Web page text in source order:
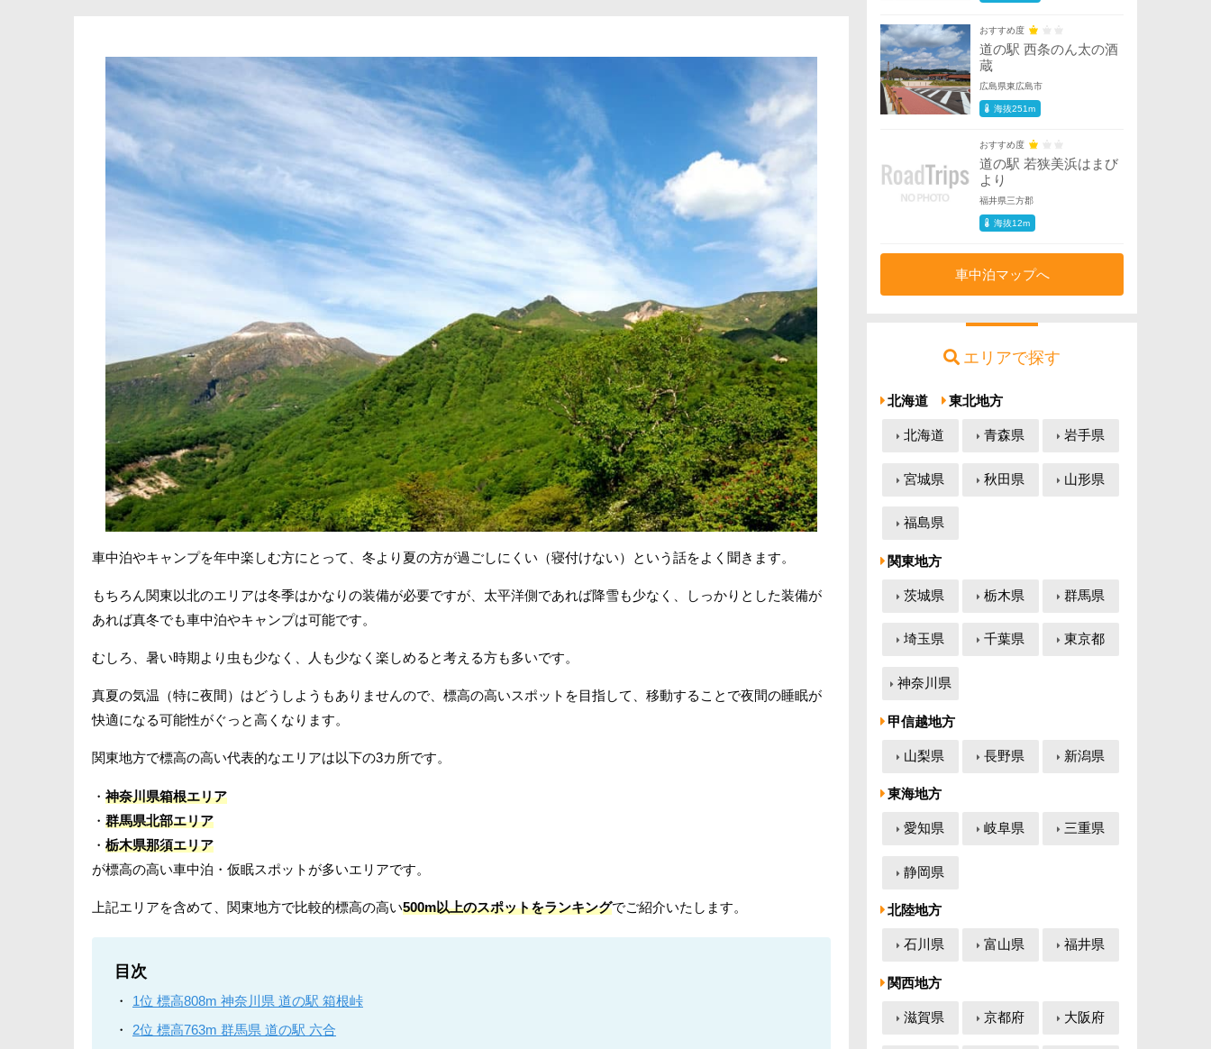
車中泊やキャンプを年中楽しむ方にとって、冬より夏の方が過ごしにくい（寝付けない）という話をよく聞きます。
もちろん関東以北のエリアは冬季はかなりの装備が必要ですが、太平洋側であれば降雪も少なく、しっかりとした装備が
あれば真冬でも車中泊やキャンプは可能です。
むしろ、暑い時期より虫も少なく、人も少なく楽しめると考える方も多いです。
真夏の気温（特に夜間）はどうしようもありませんので、標高の高いスポットを目指して、移動することで夜間の睡眠が
快適になる可能性がぐっと高くなります。
関東地方で標高の高い代表的なエリアは以下の3カ所です。
・ 神奈川県箱根エリア
・ 群馬県北部エリア
・ 栃木県那須エリア
が標高の高い車中泊・仮眠スポットが多いエリアです。
上記エリアを含めて、関東地方で比較的標高の高い500m以上のスポットをランキングでご紹介いたします。
目次
1位 標高808m 神奈川県 道の駅 箱根峠
2位 標高763m 群馬県 道の駅 六合
おすすめ度
道の駅 西条のん太の酒
蔵
広島県東広島市
海抜251m
おすすめ度
道の駅 若狭美浜はまび
より
福井県三方郡
海抜12m
車中泊マップへ
エリアで探す
北海道 東北地方
北海道 青森県 岩手県
宮城県 秋田県 山形県
福島県
関東地方
茨城県 栃木県 群馬県
埼玉県 千葉県 東京都
神奈川県
甲信越地方
山梨県 長野県 新潟県
東海地方
愛知県 岐阜県 三重県
静岡県
北陸地方
石川県 富山県 福井県
関西地方
滋賀県 京都府 大阪府